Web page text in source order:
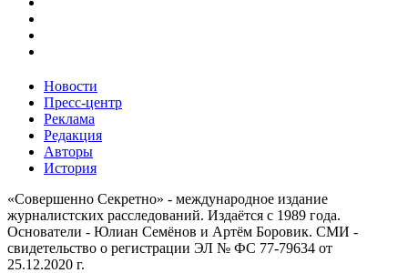
Новости
Пресс-центр
Реклама
Редакция
Авторы
История
«Совершенно Секретно» - международное издание
журналистских расследований. Издаётся с 1989 года.
Основатели - Юлиан Семёнов и Артём Боровик. CМИ -
свидетельство о регистрации ЭЛ № ФС 77-79634 от
25.12.2020 г.